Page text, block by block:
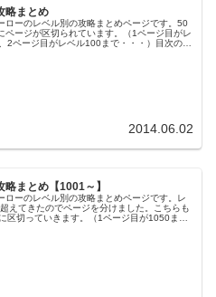
略まとめ
ローのレベル別の攻略まとめページです。50
ページが区切られています。（1ページ目がレ
2ページ目がレベル100まで・・・）目次のリ
2014.06.02
略まとめ【1001～】
ローのレベル別の攻略まとめページです。レ
えてきたのでページを分けました。こちらも
区切っていきます。（1ページ目が1050ま